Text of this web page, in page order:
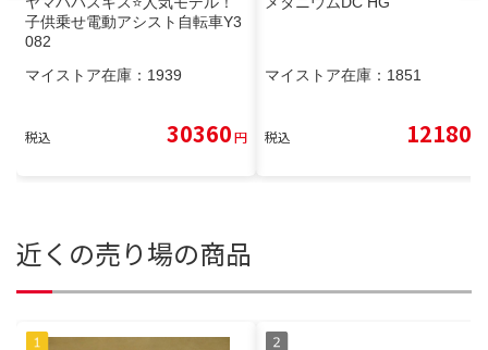
子供乗せ電動アシスト自転車Y3
082
マイストア在庫： 1939
税込 30360円
マイストア在庫： 1851
税込 12180
近くの売り場の商品